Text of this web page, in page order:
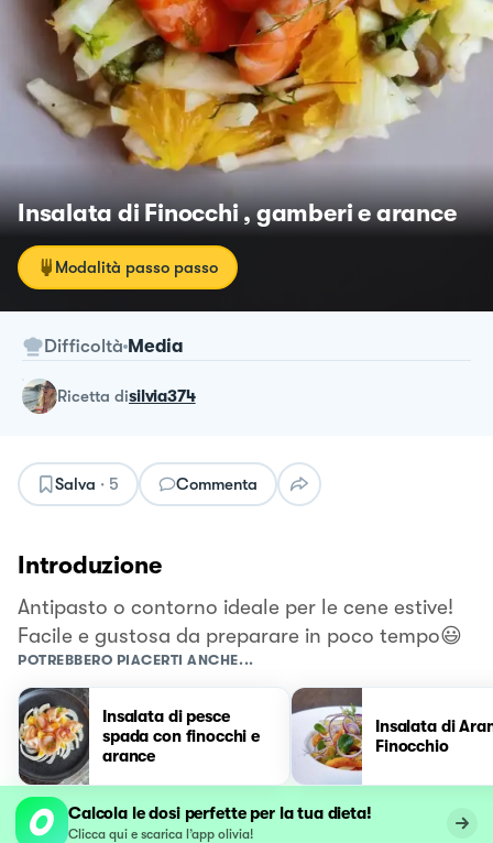
Insalata di Finocchi , gamberi e arance
Modalità passo passo
Difficoltà Media
ricetta disilvia374
Salva · 5 Commenta
Introduzione
Antipasto o contorno ideale per le cene estive!
Facile e gustosa da preparare in poco tempo😃
POTREBBERO PIACERTI ANCHE...
Insalata di pesce
spada con finocchi e
arance
Insalata di
Finocchio
Calcola le dosi perfette per la tua dieta!
Clicca qui e scarica l’app olivia!